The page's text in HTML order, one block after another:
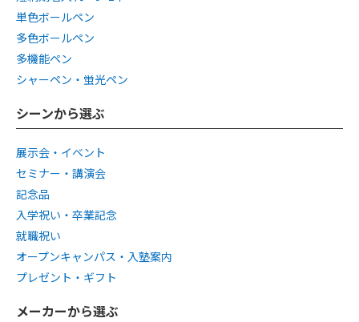
単色ボールペン
多色ボールペン
多機能ペン
シャーペン・蛍光ペン
シーンから選ぶ
展示会・イベント
セミナー・講演会
記念品
入学祝い・卒業記念
就職祝い
オープンキャンパス・入塾案内
プレゼント・ギフト
メーカーから選ぶ